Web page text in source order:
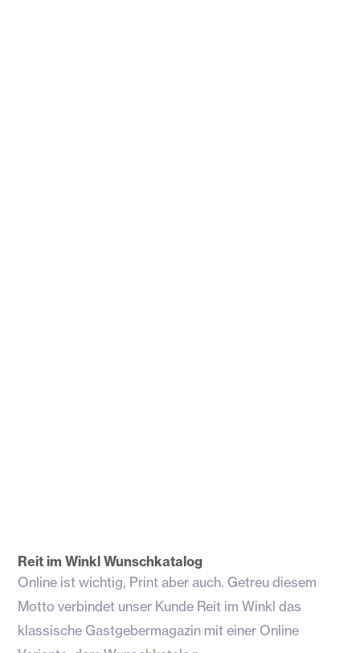
Reit im Winkl Wunschkatalog
Online ist wichtig, Print aber auch. Getreu diesem
Motto verbindet unser Kunde Reit im Winkl das
klassische Gastgebermagazin mit einer Online